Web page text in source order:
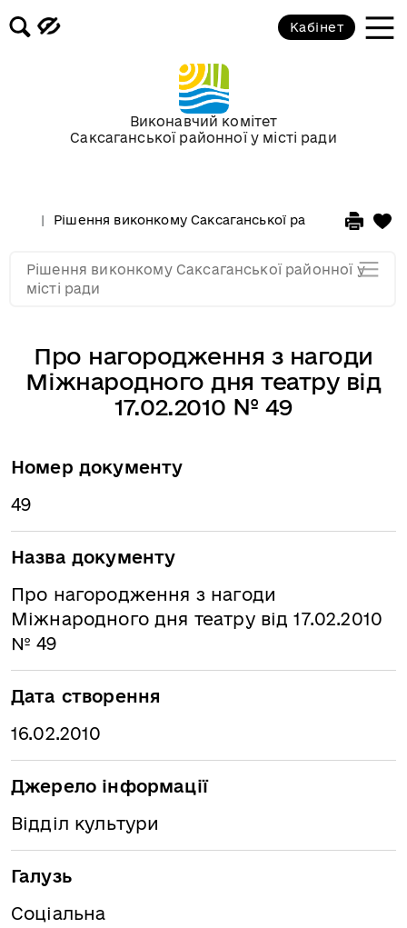
Виконавчий комітет
Саксаганської районної у місті ради
Кабінет
Рішення виконкому Саксаганської районної у місті
Про нагородження з нагоди
Міжнародного дня театру від
17.02.2010 № 49
Номер документу
49
Назва документу
Про нагородження з нагоди
Міжнародного дня театру від 17.02.2010
№ 49
Дата створення
16.02.2010
Джерело інформації
Відділ культури
Галузь
Соціальна
Рішення виконкому Саксаганської районної у
місті ради
Засідання виконкому від 17
березня 2010 року
Засідання виконкому від 17
лютого 2010 року
січня 2010 року